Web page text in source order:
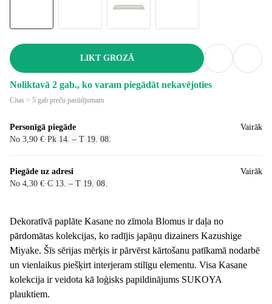
LIKT GROZĀ
Noliktavā 2 gab., ko varam piegādāt nekavējoties
Citas > 5 gab preču pasūtījumam
Personīgā piegāde
No 3,90 €·Pk 14. – T 19. 08.
Vairāk
Piegāde uz adresi
No 4,30 €·C 13. – T 19. 08.
Vairāk
Dekoratīvā paplāte Kasane no zīmola Blomus ir daļa no
pārdomātas kolekcijas, ko radījis japāņu dizainers Kazushige
Miyake. Šīs sērijas mērķis ir pārvērst kārtošanu patīkamā nodarbē
un vienlaikus piešķirt interjeram stilīgu elementu. Visa Kasane
kolekcija ir veidota kā loģisks papildinājums SUKOYA
plauktiem.